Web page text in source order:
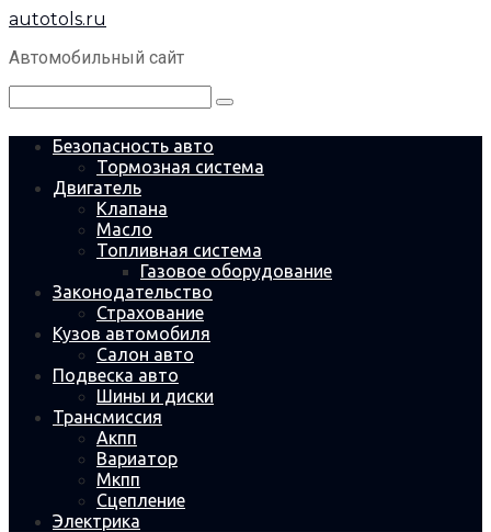
Перейти
контенту
autotols.ru
Автомобильный сайт
Безопасность авто
Тормозная система
Двигатель
Клапана
Масло
Топливная система
Газовое оборудование
Законодательство
Страхование
Кузов автомобиля
Салон авто
Подвеска авто
Шины и диски
Трансмиссия
Акпп
Вариатор
Мкпп
Сцепление
Электрика